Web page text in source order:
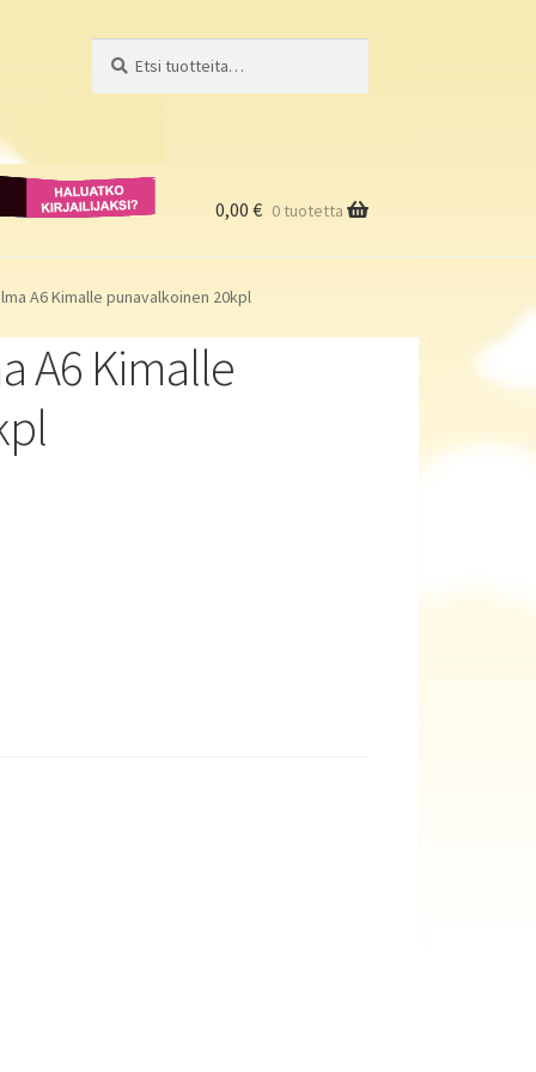
Haluatko
kirjailijaksi?
0,00 € 0 tuotetta
A6 Kimalle punavalkoinen 20kpl
A6 Kimalle